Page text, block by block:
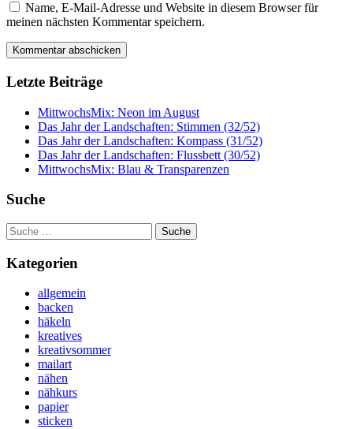
Name, E-Mail-Adresse und Website in diesem Browser für
meinen nächsten Kommentar speichern.
Letzte Beiträge
MittwochsMix: Neon im August
Das Jahr der Landschaften: Stimmen (32/52)
Das Jahr der Landschaften: Kompass (31/52)
Das Jahr der Landschaften: Flussbett (30/52)
MittwochsMix: Blau & Transparenzen
Suche
Suche
nach:
Kategorien
allgemein
backen
häkeln
kreatives
kreativsommer
mailart
nähen
nähkurs
papier
sticken